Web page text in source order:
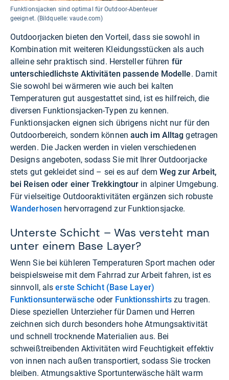
Funktionsjacken sind optimal für Outdoor-Abenteuer
geeignet. (Bildquelle: vaude.com)
Outdoorjacken bieten den Vorteil, dass sie sowohl in
Kombination mit weiteren Kleidungsstücken als auch
alleine sehr praktisch sind. Hersteller führen für
unterschiedlichste Aktivitäten passende Modelle. Damit
Sie sowohl bei wärmeren wie auch bei kalten
Temperaturen gut ausgestattet sind, ist es hilfreich, die
diversen Funktionsjacken-Typen zu kennen.
Funktionsjacken eignen sich übrigens nicht nur für den
Outdoorbereich, sondern können auch im Alltag getragen
werden. Die Jacken werden in vielen verschiedenen
Designs angeboten, sodass Sie mit Ihrer Outdoorjacke
stets gut gekleidet sind – sei es auf demWeg zur Arbeit,
bei Reisen oder einer Trekkingtour in alpiner Umgebung.
Für vielseitige Outdooraktivitäten ergänzen sich robuste
Wanderhosen hervorragend zur Funktionsjacke.
Unterste Schicht – Was versteht man
unter einem Base Layer?
Wenn Sie bei kühleren Temperaturen Sport machen oder
beispielsweise mit dem Fahrrad zur Arbeit fahren, ist es
sinnvoll, alserste Schicht (Base Layer)
Funktionsunterwäsche oder Funktionsshirtszu tragen.
Diese speziellen Unterzieher für Damen und Herren
zeichnen sich durch besonders hohe Atmungsaktivität
und schnell trocknende Materialien aus. Bei
schweißtreibenden Aktivitäten wird Feuchtigkeit effektiv
von innen nach außen transportiert, sodass Sie trocken
bleiben. Atmungsaktive Sportunterwäsche hält warm